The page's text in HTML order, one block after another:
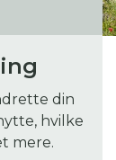
din
hvilke
mere.